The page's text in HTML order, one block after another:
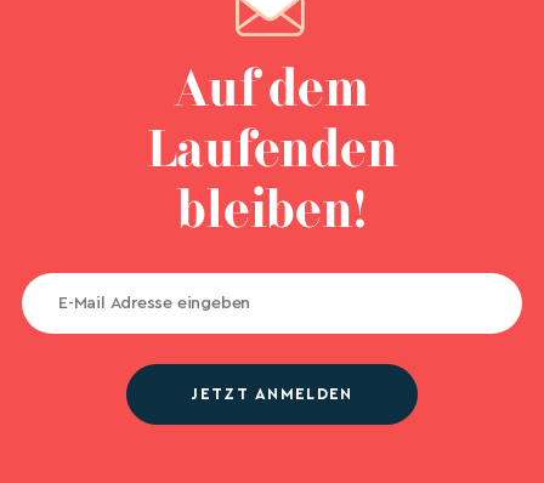
Auf dem
Laufenden
bleiben!
JETZT ANMELDEN